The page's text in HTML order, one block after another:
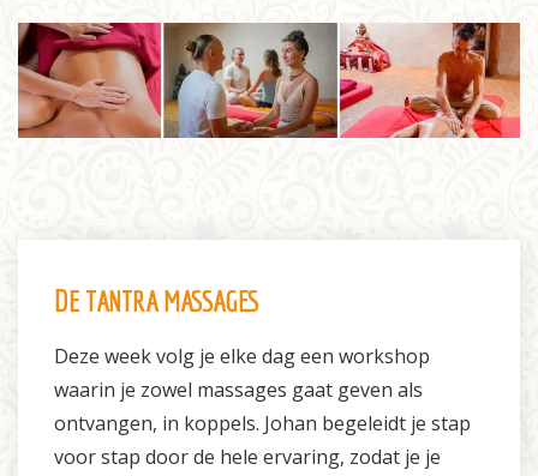
DE TANTRA MASSAGES
Deze week volg je elke dag een workshop
waarin je zowel massages gaat geven als
ontvangen, in koppels. Johan begeleidt je stap
voor stap door de hele ervaring, zodat je je